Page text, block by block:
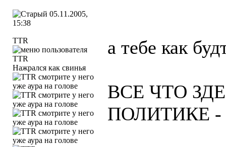
05.11.2005,
15:38
TTR
Нажрался как свинья
а тебе как
ВСЕ ЧТО
ПОЛИТИКЕ -